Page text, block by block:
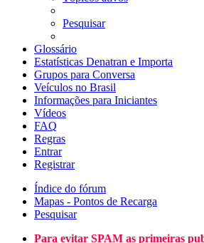
Pesquisar
Glossário
Estatísticas Denatran e Importa
Grupos para Conversa
Veículos no Brasil
Informações para Iniciantes
Vídeos
FAQ
Regras
Entrar
Registrar
Índice do fórum
Mapas - Pontos de Recarga
Pesquisar
Para evitar SPAM as primeiras